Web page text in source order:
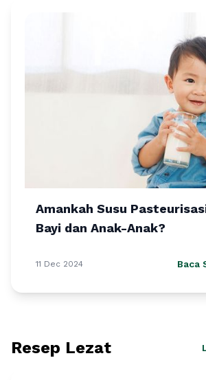
Amankah Susu
Bayi dan Anak-Anak?
11 Dec 2024 Baca
Resep Lezat